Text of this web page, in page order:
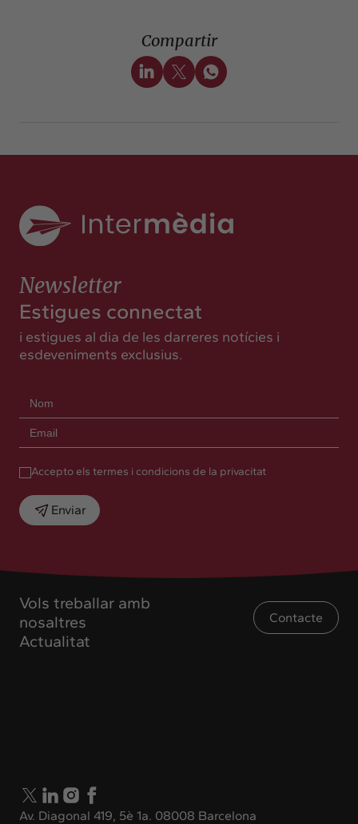
Compartir
Vols treballar amb
nosaltres
Actualitat
Contacte
Av. Diagonal 419, 5è 1a. 08008 Barcelona
Newsletter
Estigues connectat
i estigues al dia de les darreres notícies i
esdeveniments exclusius.
Accepto els termes i condicions de la privacitat
Enviar